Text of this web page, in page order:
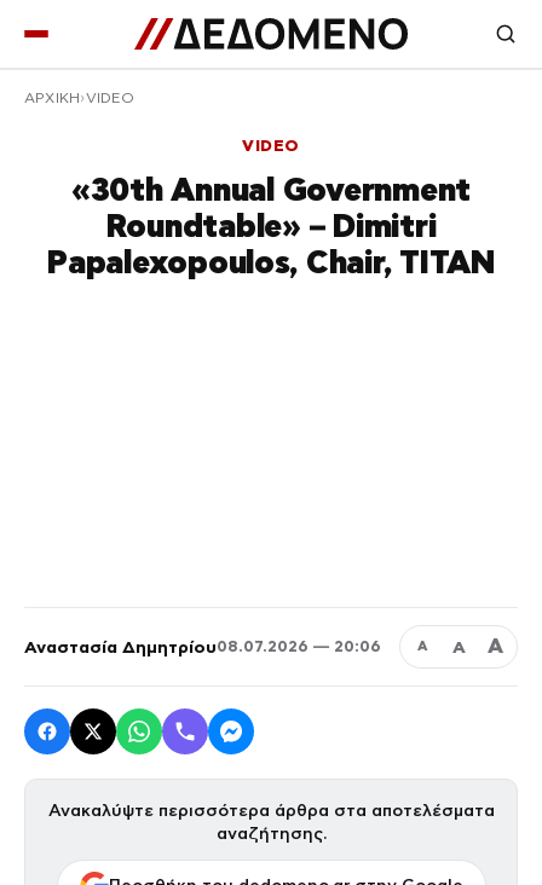
ΑΡΧΙΚΉ VIDEO
VIDEO
«30th Annual Government
Roundtable» – Dimitri
Papalexopoulos, Chair, TITAN
Αναστασία Δημητρίου08.07.2026 — 20:06 Α Α Α
Ανακαλύψτε περισσότερα άρθρα στα αποτελέσματα
αναζήτησης.